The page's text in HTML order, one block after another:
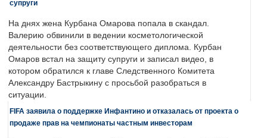
супруги
На днях жена Курбана Омарова попала в скандал.
Валерию обвинили в ведении косметологической
деятельности без соответствующего диплома. Курбан
Омаров встал на защиту супруги и записал видео, в
котором обратился к главе Следственного Комитета
Александру Бастрыкину с просьбой разобраться в
ситуации.
FIFA заявила о поддержке Инфантино и отказалась от проекта о
продаже прав на чемпионаты частным инвесторам